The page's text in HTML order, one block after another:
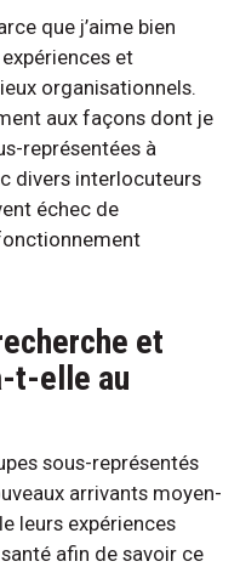
que j’aime bien
et
organisationnels.
aux façons dont je
représentées à
divers interlocuteurs
échec de
et
t-elle au
sous-représentés
arrivants moyen-
leurs expériences
afin de savoir ce